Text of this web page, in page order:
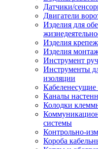
Датчики/
Двигатели
Изделия для
Изделия
Изделия
Инструмент
Инструменты
изоляции
Каналы
Колодки
системы
Контрольно-
Короба